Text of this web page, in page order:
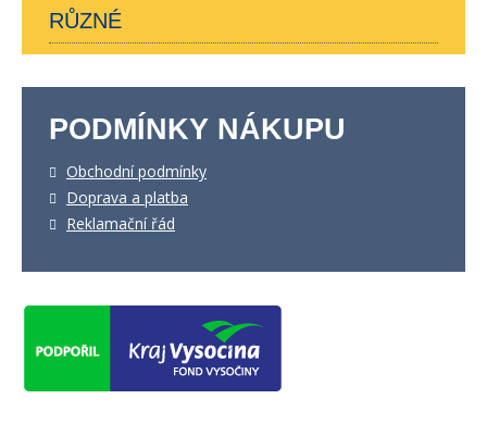
RŮZNÉ
PODMÍNKY NÁKUPU
Obchodní podmínky
Doprava a platba
Reklamační řád